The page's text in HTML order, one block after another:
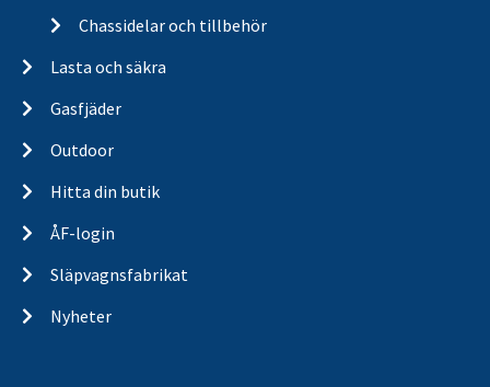
Chassidelar och tillbehör
Lasta och säkra
Gasfjäder
Outdoor
Hitta din butik
ÅF-login
Släpvagnsfabrikat
Nyheter